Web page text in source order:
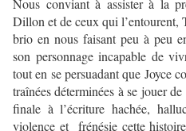
Nous conviant à assister à la
Dillon et de ceux qui l’entourent,
brio en nous faisant peu à peu
son personnage incapable de
tout en se persuadant que Joyce
traînées déterminées à se jouer
finale à l’écriture hachée,
violence et frénésie cette